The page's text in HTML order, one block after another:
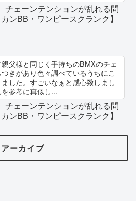
チェーンテンションが乱れる問
ンBB・ワンピースクランク】
父様と同じく手持ちのBMXのチェ
きがあり色々調べているうちにこ
した。すごいなぁと感心致しまし
参考に真似し...
チェーンテンションが乱れる問
ンBB・ワンピースクランク】
アーカイブ